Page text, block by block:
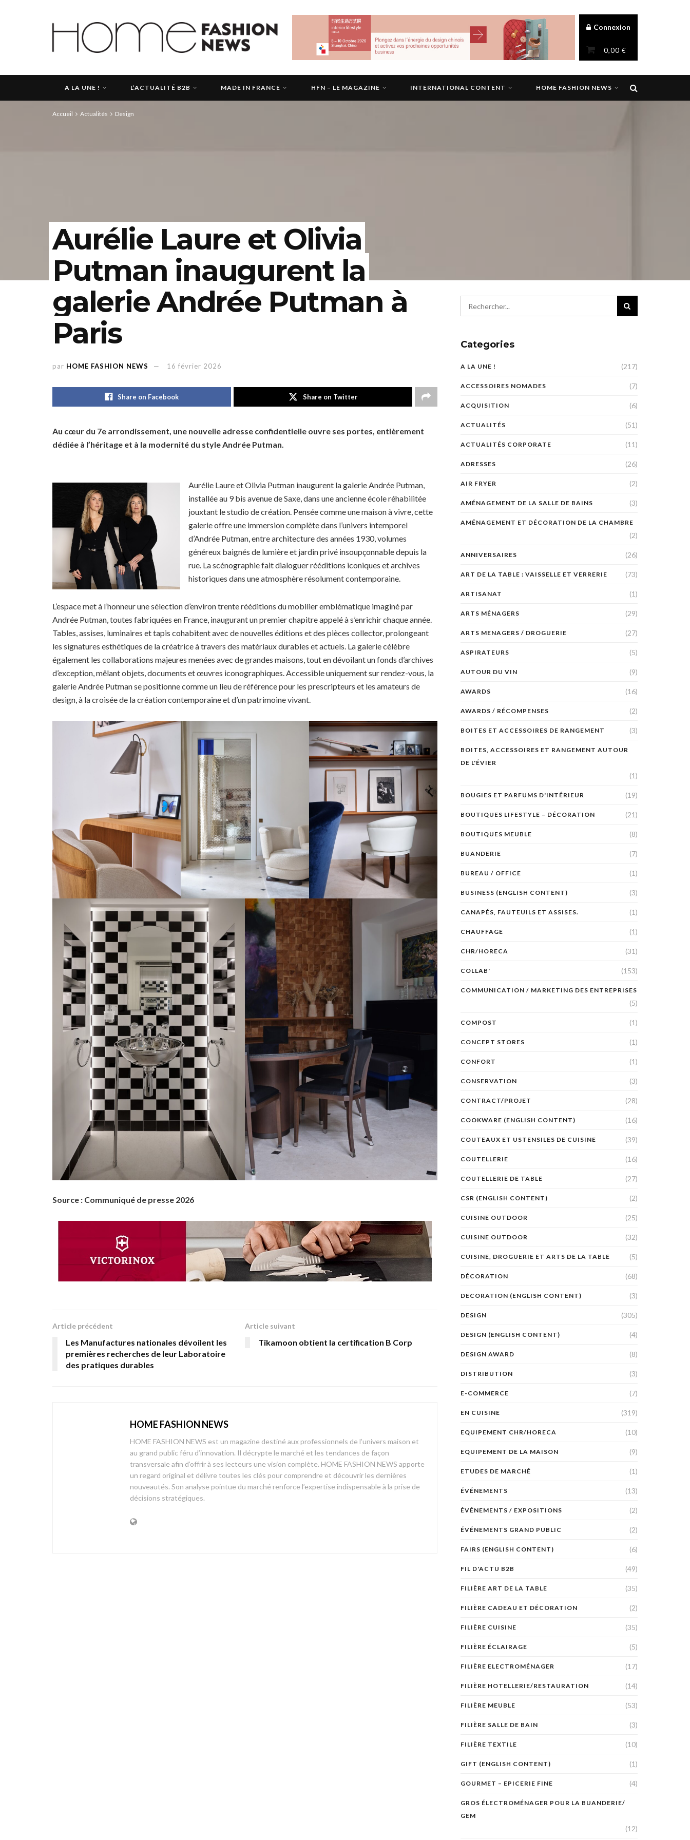
Connexion
0,00 €
A LA UNE ! L’ACTUALITÉ B2B MADE IN FRANCE HFN – LE MAGAZINE INTERNATIONAL CONTENT HOME FASHION NEWS
Accueil Actualités Design
Aurélie Laure et Olivia
Putman inaugurent la
galerie Andrée Putman à
Paris
par HOME FASHION NEWS 16 février 2026
Share on Facebook Share on Twitter
Au cœur du 7e arrondissement, une nouvelle adresse confidentielle ouvre ses portes, entièrement
dédiée à l’héritage et à la modernité du style Andrée Putman.
Aurélie Laure et Olivia Putman inaugurent la galerie Andrée Putman,
installée au 9 bis avenue de Saxe, dans une ancienne école réhabilitée
jouxtant le studio de création. Pensée comme une maison à vivre, cette
galerie offre une immersion complète dans l’univers intemporel
d’Andrée Putman, entre architecture des années 1930, volumes
généreux baignés de lumière et jardin privé insoupçonnable depuis la
rue. La scénographie fait dialoguer rééditions iconiques et archives
historiques dans une atmosphère résolument contemporaine.
L’espace met à l’honneur une sélection d’environ trente rééditions du mobilier emblématique imaginé par
Andrée Putman, toutes fabriquées en France, inaugurant un premier chapitre appelé à s’enrichir chaque année.
Tables, assises, luminaires et tapis cohabitent avec de nouvelles éditions et des pièces collector, prolongeant
les signatures esthétiques de la créatrice à travers des matériaux durables et actuels. La galerie célèbre
également les collaborations majeures menées avec de grandes maisons, tout en dévoilant un fonds d’archives
d’exception, mêlant objets, documents et œuvres iconographiques. Accessible uniquement sur rendez-vous, la
galerie Andrée Putman se positionne comme un lieu de référence pour les prescripteurs et les amateurs de
design, à la croisée de la création contemporaine et d’un patrimoine vivant.
Source : Communiqué de presse 2026
Article précédent
Les Manufactures nationales dévoilent les
premières recherches de leur Laboratoire
des pratiques durables
Article suivant
Tikamoon obtient la certification B Corp
HOME FASHION NEWS
HOME FASHION NEWS est un magazine destiné aux professionnels de l’univers maison et
au grand public féru d’innovation. Il décrypte le marché et les tendances de façon
transversale afin d’offrir à ses lecteurs une vision complète. HOME FASHION NEWS apporte
un regard original et délivre toutes les clés pour comprendre et découvrir les dernières
nouveautés. Son analyse pointue du marché renforce l’expertise indispensable à la prise de
décisions stratégiques.
Categories
A LA UNE ! (217)
ACCESSOIRES NOMADES (7)
ACQUISITION (6)
ACTUALITÉS (51)
ACTUALITÉS CORPORATE (11)
ADRESSES (26)
AIR FRYER (2)
AMÉNAGEMENT DE LA SALLE DE BAINS (3)
AMÉNAGEMENT ET DÉCORATION DE LA CHAMBRE
(2)
ANNIVERSAIRES (26)
ART DE LA TABLE : VAISSELLE ET VERRERIE (73)
ARTISANAT (1)
ARTS MÉNAGERS (29)
ARTS MENAGERS / DROGUERIE (27)
ASPIRATEURS (5)
AUTOUR DU VIN (9)
AWARDS (16)
AWARDS / RÉCOMPENSES (2)
BOITES ET ACCESSOIRES DE RANGEMENT (3)
BOITES, ACCESSOIRES ET RANGEMENT AUTOUR
DE L'ÉVIER
(1)
BOUGIES ET PARFUMS D'INTÉRIEUR (19)
BOUTIQUES LIFESTYLE – DÉCORATION (21)
BOUTIQUES MEUBLE (8)
BUANDERIE (7)
BUREAU / OFFICE (1)
BUSINESS (ENGLISH CONTENT) (3)
CANAPÉS, FAUTEUILS ET ASSISES. (1)
CHAUFFAGE (1)
CHR/HORECA (31)
COLLAB' (153)
COMMUNICATION / MARKETING DES ENTREPRISES
(5)
COMPOST (1)
CONCEPT STORES (1)
CONFORT (1)
CONSERVATION (3)
CONTRACT/PROJET (28)
COOKWARE (ENGLISH CONTENT) (16)
COUTEAUX ET USTENSILES DE CUISINE (39)
COUTELLERIE (16)
COUTELLERIE DE TABLE (27)
CSR (ENGLISH CONTENT) (2)
CUISINE OUTDOOR (25)
CUISINE OUTDOOR (32)
CUISINE, DROGUERIE ET ARTS DE LA TABLE (5)
DÉCORATION (68)
DECORATION (ENGLISH CONTENT) (3)
DESIGN (305)
DESIGN (ENGLISH CONTENT) (4)
DESIGN AWARD (8)
DISTRIBUTION (3)
E-COMMERCE (7)
EN CUISINE (319)
EQUIPEMENT CHR/HORECA (10)
EQUIPEMENT DE LA MAISON (9)
ETUDES DE MARCHÉ (1)
ÉVÉNEMENTS (13)
ÉVÉNEMENTS / EXPOSITIONS (2)
ÉVÉNEMENTS GRAND PUBLIC (2)
FAIRS (ENGLISH CONTENT) (6)
FIL D'ACTU B2B (49)
FILIÈRE ART DE LA TABLE (35)
FILIÈRE CADEAU ET DÉCORATION (2)
FILIÈRE CUISINE (35)
FILIÈRE ÉCLAIRAGE (5)
FILIÈRE ELECTROMÉNAGER (17)
FILIÈRE HOTELLERIE/RESTAURATION (14)
FILIÈRE MEUBLE (53)
FILIÈRE SALLE DE BAIN (3)
FILIÈRE TEXTILE (10)
GIFT (ENGLISH CONTENT) (1)
GOURMET – EPICERIE FINE (4)
GROS ÉLECTROMÉNAGER POUR LA BUANDERIE/
GEM
(12)